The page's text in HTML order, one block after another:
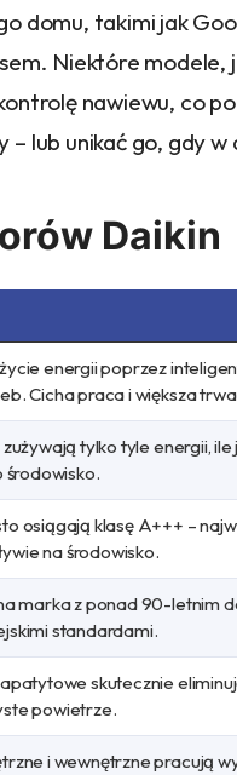
domu, takimi jak
Niektóre modele,
nawiewu, co
lub unikać go, gdy
Daikin
energii poprzez
Cicha praca i większa
tylko tyle energii,
środowisko.
osiągają klasę A+++ –
na środowisko.
marka z ponad 90-letnim
standardami.
skutecznie
powietrze.
i wewnętrzne pracują